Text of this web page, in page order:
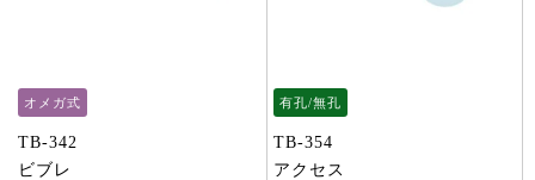
オメガ式
TB-342
ビブレ
有孔/無孔
TB-354
アクセス